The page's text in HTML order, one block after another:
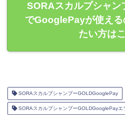
SORAスカルプシャン
でGooglePayが使える
たい方は
SORAスカルプシャンプーGOLDGooglePay
SORAスカルプシャンプーGOLDGooglePayエ